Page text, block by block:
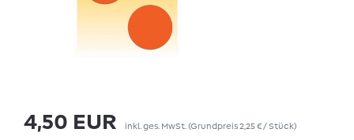
4,50 EUR inkl. ges. MwSt.(Grundpreis2,25 € / Stück)